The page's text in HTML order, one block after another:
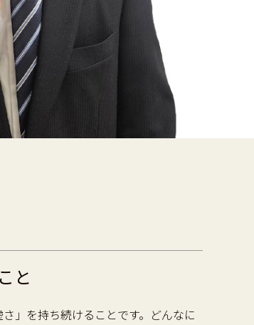
と
」を持ち続けることです。どんなに